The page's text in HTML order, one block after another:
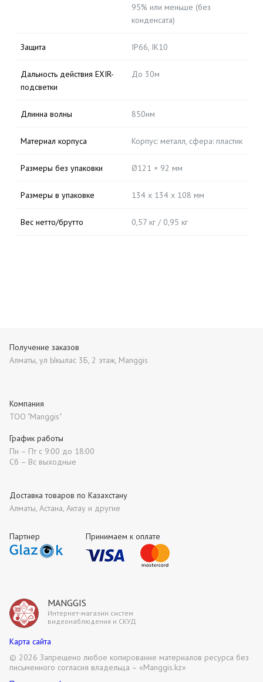
95% или меньше (без
конденсата)
Защита IP66, IK10
Дальность действия EXIR-
подсветки
До 30м
Длинна волны 850нм
Материал корпуса Корпус: металл, сфера: пластик
Размеры без упаковки Ø121 × 92 мм
Размеры в упаковке 134 х 134 х 108 мм
Вес нетто/брутто 0,57 кг / 0,95 кг
MANGGIS
Интернет-магазин систем
видеонаблюдения и СКУД
Партнер Принимаем к оплате
Получение заказов
Алматы, ул Ыкылас 3Б, 2 этаж, Manggis
Компания
ТОО "Manggis"
Доставка товаров по Казахстану
Алматы, Астана, Актау и другие
График работы
Пн – Пт с 9:00 до 18:00
Сб – Вс выходные
Карта сайта
© 2026 Запрещено любое копирование материалов ресурса без
письменного согласия владельца – «Manggis.kz»